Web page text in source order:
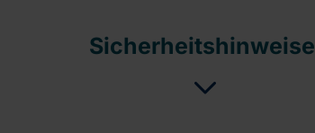
Sicherheitshinweise